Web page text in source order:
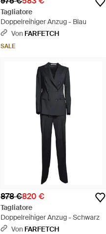
Tagliatore
Doppelreihiger Anzug - Blau
Von FARFETCH
SALE
878 €820 €
Tagliatore
Doppelreihiger Anzug - Schwarz
Von FARFETCH